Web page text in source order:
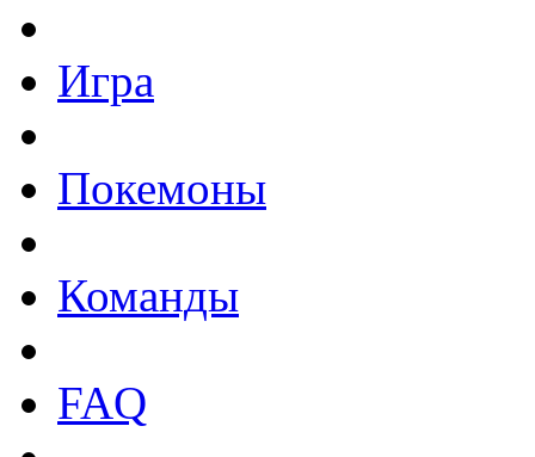
Игра
Покемоны
Команды
FAQ